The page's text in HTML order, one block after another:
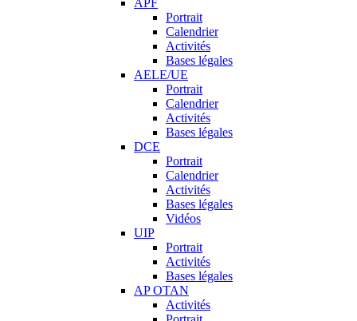
APF
Portrait
Calendrier
Activités
Bases légales
AELE/UE
Portrait
Calendrier
Activités
Bases légales
DCE
Portrait
Calendrier
Activités
Bases légales
Vidéos
UIP
Portrait
Activités
Bases légales
AP OTAN
Activités